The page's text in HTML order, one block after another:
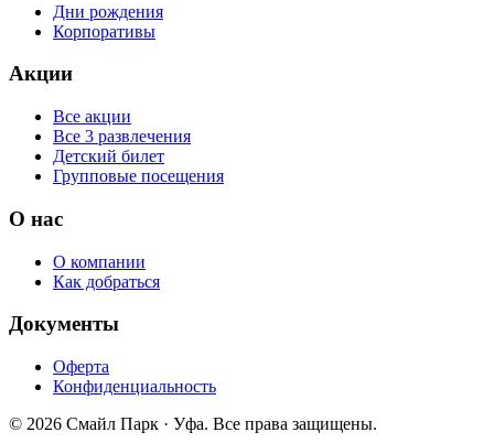
Дни рождения
Корпоративы
Акции
Все акции
Все 3 развлечения
Детский билет
Групповые посещения
О нас
О компании
Как добраться
Документы
Оферта
Конфиденциальность
© 2026 Смайл Парк · Уфа. Все права защищены.